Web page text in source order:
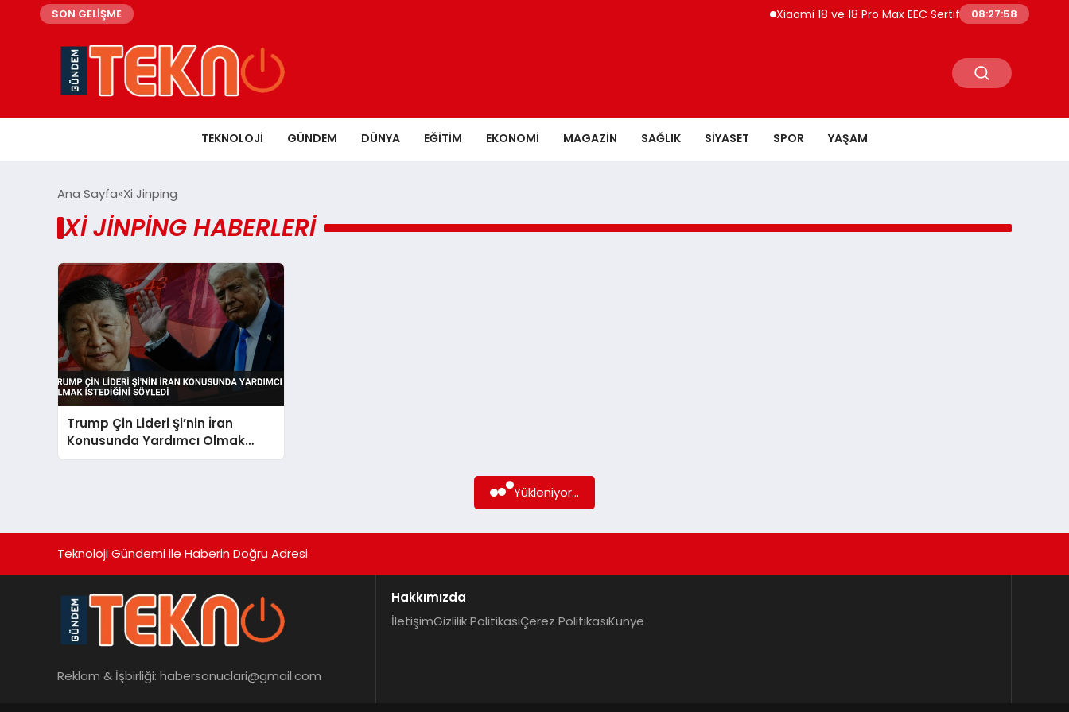
SON GELİŞME Xiaomi 18 ve 18 Pro Max EEC Sertifikası Aldı Global
08:27:58
TEKNOLOJI GÜNDEM DÜNYA EĞITIM EKONOMI MAGAZIN SAĞLIK SIYASET SPOR YAŞAM
Ana Sayfa Xi Jinping
XI JINPING HABERLERI
Trump Çin Lideri Şi’nin İran
Konusunda Yardımcı Olmak
İstediğini Söyledi
Yükleniyor...
Teknoloji Gündemi ile Haberin Doğru Adresi
Reklam & İşbirliği: habersonuclari@gmail.com
Hakkımızda
İletişimGizlilik PolitikasıÇerez PolitikasıKünye